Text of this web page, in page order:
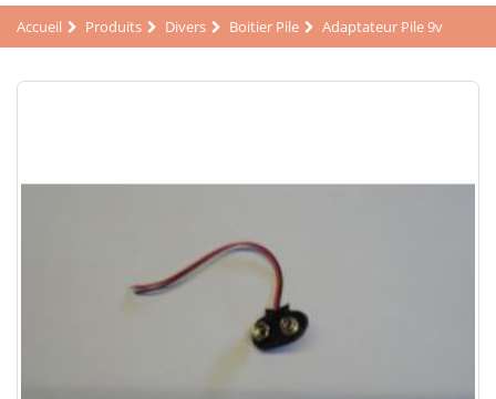
Accueil Produits Divers Boitier Pile Adaptateur Pile 9v